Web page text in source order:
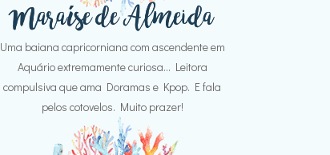
Uma baiana capricorniana com ascendente em
Aquário extremamente curiosa... Leitora
compulsiva que ama Doramas e Kpop. E fala
pelos cotovelos. Muito prazer!